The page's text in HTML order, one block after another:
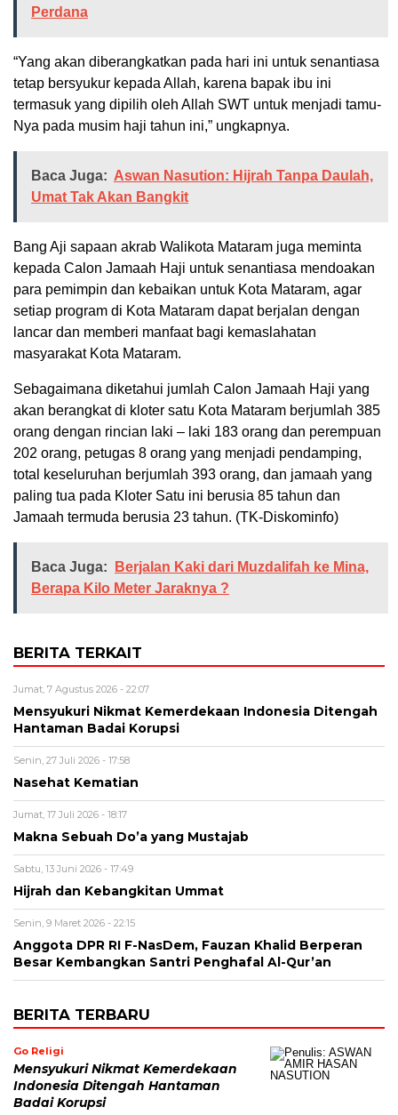
Perdana
“Yang akan diberangkatkan pada hari ini untuk senantiasa
tetap bersyukur kepada Allah, karena bapak ibu ini
termasuk yang dipilih oleh Allah SWT untuk menjadi tamu-
Nya pada musim haji tahun ini,” ungkapnya.
Baca Juga: Aswan Nasution: Hijrah Tanpa Daulah,
Umat Tak Akan Bangkit
Bang Aji sapaan akrab Walikota Mataram juga meminta
kepada Calon Jamaah Haji untuk senantiasa mendoakan
para pemimpin dan kebaikan untuk Kota Mataram, agar
setiap program di Kota Mataram dapat berjalan dengan
lancar dan memberi manfaat bagi kemaslahatan
masyarakat Kota Mataram.
Sebagaimana diketahui jumlah Calon Jamaah Haji yang
akan berangkat di kloter satu Kota Mataram berjumlah 385
orang dengan rincian laki – laki 183 orang dan perempuan
202 orang, petugas 8 orang yang menjadi pendamping,
total keseluruhan berjumlah 393 orang, dan jamaah yang
paling tua pada Kloter Satu ini berusia 85 tahun dan
Jamaah termuda berusia 23 tahun. (TK-Diskominfo)
Baca Juga:
Berjalan Kaki dari Muzdalifah ke Mina,
Berapa Kilo Meter Jaraknya ?
BERITA TERKAIT
Jumat, 7 Agustus 2026 - 22:07
Mensyukuri Nikmat Kemerdekaan Indonesia Ditengah
Hantaman Badai Korupsi
Senin, 27 Juli 2026 - 17:58
Nasehat Kematian
Jumat, 17 Juli 2026 - 18:17
Makna Sebuah Do’a yang Mustajab
Sabtu, 13 Juni 2026 - 17:49
Hijrah dan Kebangkitan Ummat
Senin, 9 Maret 2026 - 22:15
Anggota DPR RI F-NasDem, Fauzan Khalid Berperan
Besar Kembangkan Santri Penghafal Al-Qur’an
BERITA TERBARU
Go Religi
Mensyukuri Nikmat Kemerdekaan
Indonesia Ditengah Hantaman
Badai Korupsi